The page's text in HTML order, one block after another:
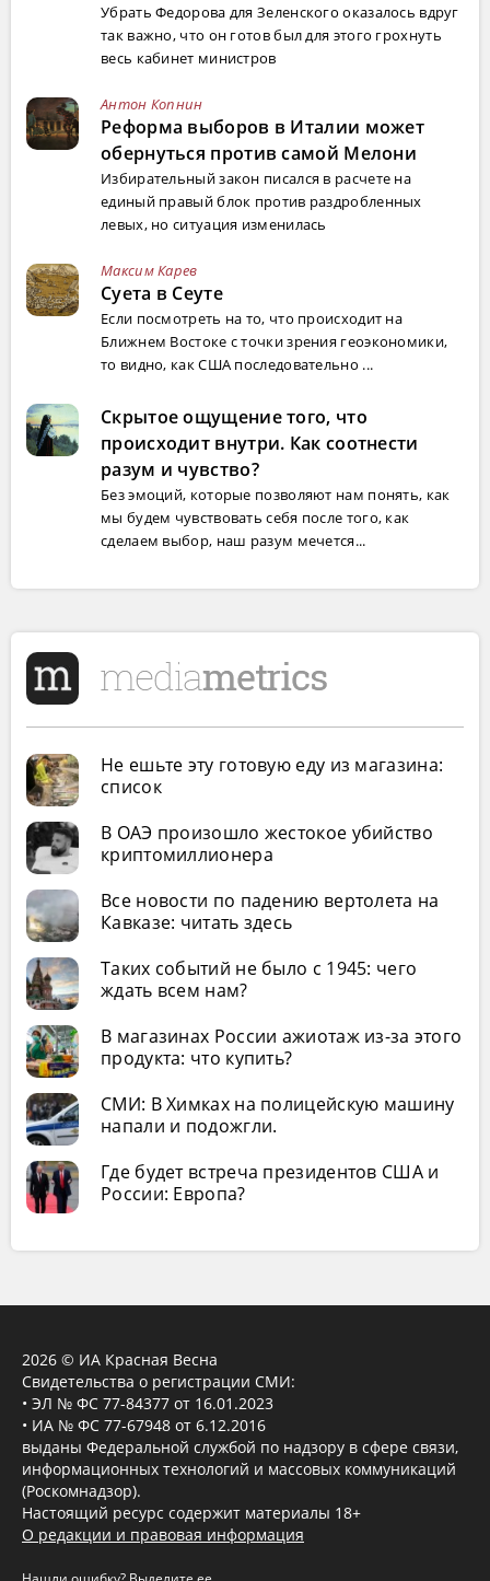
Убрать Федорова для Зеленского оказалось вдруг
так важно, что он готов был для этого грохнуть
весь кабинет министров
Антон Копнин
Реформа выборов в Италии может
обернуться против самой Мелони
Избирательный закон писался в расчете на
единый правый блок против раздробленных
левых, но ситуация изменилась
Максим Карев
Суета в Сеуте
Если посмотреть на то, что происходит на
Ближнем Востоке с точки зрения геоэкономики,
то видно, как США последовательно ...
Скрытое ощущение того, что
происходит внутри. Как соотнести
разум и чувство?
Без эмоций, которые позволяют нам понять, как
мы будем чувствовать себя после того, как
сделаем выбор, наш разум мечется...
Не ешьте эту готовую еду из магазина:
список
В ОАЭ произошло жестокое убийство
криптомиллионера
Все новости по падению вертолета на
Кавказе: читать здесь
Таких событий не было с 1945: чего
ждать всем нам?
В магазинах России ажиотаж из-за этого
продукта: что купить?
СМИ: В Химках на полицейскую машину
напали и подожгли.
Где будет встреча президентов США и
России: Европа?
2026 © ИА Красная Весна
Свидетельства о регистрации СМИ:
• ЭЛ № ФС 77-84377 от 16.01.2023
• ИА № ФС 77-67948 от 6.12.2016
выданы Федеральной службой по надзору в сфере связи,
информационных технологий и массовых коммуникаций
(Роскомнадзор).
Настоящий ресурс содержит материалы 18+
О редакции и правовая информация